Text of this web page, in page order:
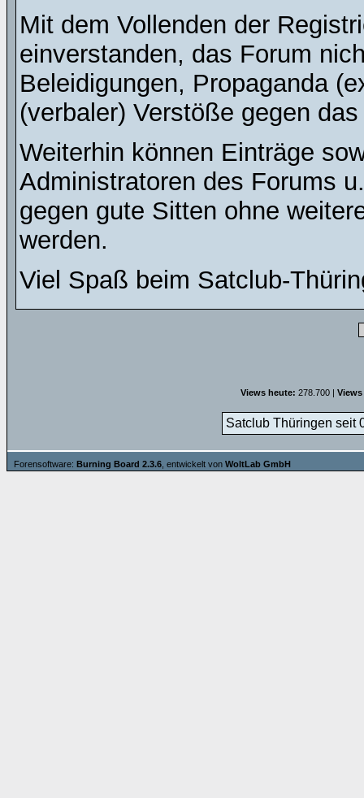
Mit dem Vollenden der
einverstanden, das Forum
Beleidigungen, Propaganda
(verbaler) Verstöße gegen
Weiterhin können Einträge
Administratoren des Forums
gegen gute Sitten ohne
werden.
Viel Spaß beim Satclub-
Views heute: 278.700 |
Satclub Thüringen seit
Forensoftware: Burning Board 2.3.6 , entwickelt von WoltLab GmbH